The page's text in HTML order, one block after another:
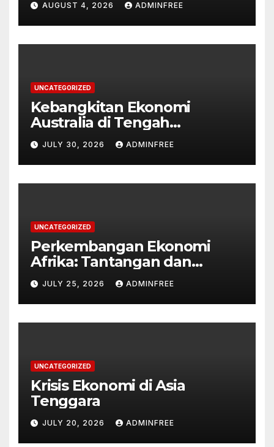
AUGUST 4, 2026 ADMINFREE
UNCATEGORIZED
Kebangkitan Ekonomi
Australia di Tengah
Tantangan Global
JULY 30, 2026 ADMINFREE
UNCATEGORIZED
Perkembangan Ekonomi
Afrika: Tantangan dan
Peluang
JULY 25, 2026 ADMINFREE
UNCATEGORIZED
Krisis Ekonomi di Asia
Tenggara
JULY 20, 2026 ADMINFREE